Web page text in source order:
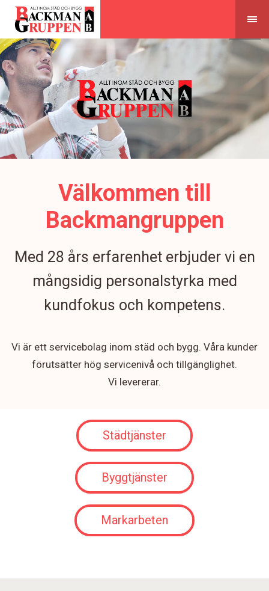
Skip
content
Välkommen till
Backmangruppen
Med 28 års erfarenhet erbjuder vi en
mångsidig personalstyrka med
kundfokus och kompetens.
Vi är ett servicebolag inom städ och bygg. Våra kunder
förutsätter hög servicenivå och tillgänglighet.
Vi levererar.
Städtjänster
Byggtjänster
Markarbeten